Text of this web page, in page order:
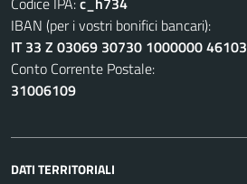
IBAN (per i vostri bonifici bancari):
IT 33 Z 03069 30730 1000000 46103
Conto Corrente Postale:
31006109
DATI TERRITORIALI